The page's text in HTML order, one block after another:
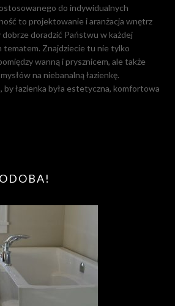
do indywidualnych
to projektowanie i aranżacja wnętrz
dobrze doradzić Państwu w każdej
tematem. Znajdziecie tu nie tylko
wanną i prysznicem, ale także
na niebanalną łazienkę.
by łazienka była estetyczna, komfortowa